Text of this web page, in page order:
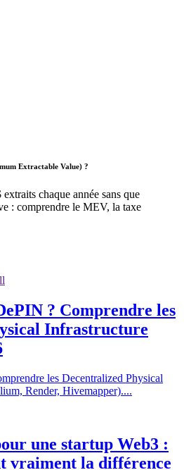
Extractable Value) ?
chaque année sans que
: comprendre le MEV, la taxe
? Comprendre les
Infrastructure
les Decentralized Physical
Render, Hivemapper)....
une startup Web3 :
vraiment la différence